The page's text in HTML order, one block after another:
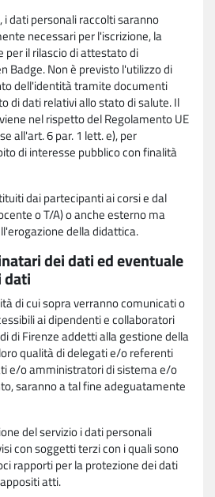
i dati personali raccolti saranno
necessari per l'iscrizione, la
per il rilascio di attestato di
Badge. Non è previsto l'utilizzo di
dell'identità tramite documenti
di dati relativi allo stato di salute. Il
nel rispetto del Regolamento UE
all'art. 6 par. 1 lett. e), per
di interesse pubblico con finalità
dai partecipanti ai corsi e dal
o T/A) o anche esterno ma
della didattica.
dei dati ed eventuale
dati
di cui sopra verranno comunicati o
ai dipendenti e collaboratori
di Firenze addetti alla gestione della
qualità di delegati e/o referenti
e/o amministratori di sistema e/o
saranno a tal fine adeguatamente
del servizio i dati personali
con soggetti terzi con i quali sono
rapporti per la protezione dei dati
atti.